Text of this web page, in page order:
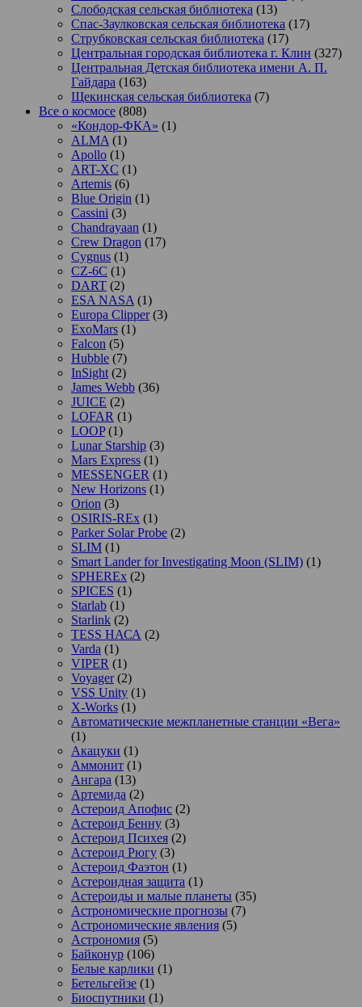
Слободская сельская библиотека (13)
Спас-Заулковская сельская библиотека (17)
Струбковская сельская библиотека (17)
Центральная городская библиотека г. Клин (327)
Центральная Детская библиотека имени А. П.
Гайдара (163)
Щекинская сельская библиотека (7)
Все о космосе (808)
«Кондор-ФКА» (1)
ALMA (1)
Apollo (1)
ART-XC (1)
Artemis (6)
Blue Origin (1)
Cassini (3)
Chandrayaan (1)
Crew Dragon (17)
Cygnus (1)
CZ-6C (1)
DART (2)
ESA NASA (1)
Europa Clipper(3)
ExoMars (1)
Falcon (5)
Hubble (7)
InSight (2)
James Webb (36)
JUICE (2)
LOFAR (1)
LOOP(1)
Lunar Starship (3)
Mars Express (1)
MESSENGER (1)
New Horizons (1)
Orion (3)
OSIRIS-REx (1)
Parker Solar Probe (2)
SLIM (1)
Smart Lander for Investigating Moon (SLIM) (1)
SPHEREx (2)
SPICES (1)
Starlab (1)
Starlink (2)
TESS НАСА (2)
Varda (1)
VIPER (1)
Voyager(2)
VSS Unity (1)
X-Works (1)
Автоматические межпланетные станции «Вега»
(1)
Акацуки (1)
Аммонит (1)
Ангара (13)
Артемида (2)
Астероид Апофис (2)
Астероид Бенну (3)
Астероид Психея (2)
Астероид Рюгу (3)
Астероид Фаэтон (1)
Астероидная защита (1)
Астероиды и малые планеты (35)
Астрономические прогнозы (7)
Астрономические явления (5)
Астрономия (5)
Байконур (106)
Белые карлики (1)
Бетельгейзе (1)
Биоспутники (1)